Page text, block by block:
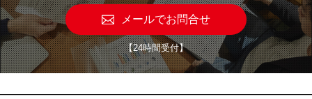
メールでお問合せ
【24時間受付】